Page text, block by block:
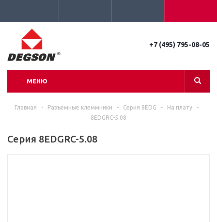
+7 (495) 795-08-05
МЕНЮ
Главная - Разъемные клеммники - Серия 8EDG - На плату
-
8EDGRC-5.08
Серия 8EDGRC-5.08